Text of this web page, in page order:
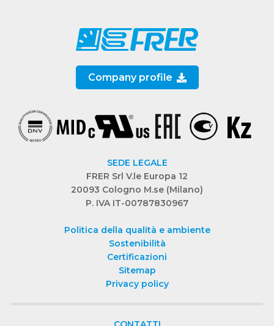
Company profile
SEDE LEGALE
FRER Srl V.le Europa 12
20093 Cologno M.se (Milano)
P. IVA IT-00787830967
Politica della qualità e ambiente
Sostenibilità
Certificazioni
Sitemap
Privacy policy